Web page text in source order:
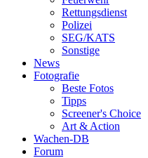
Rettungsdienst
Polizei
SEG/KATS
Sonstige
News
Fotografie
Beste Fotos
Tipps
Screener's Choice
Art & Action
Wachen-DB
Forum